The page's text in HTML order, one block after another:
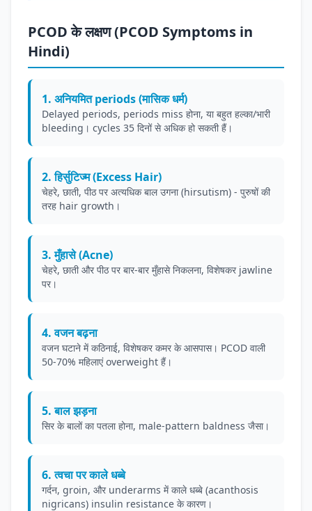
PCOD के लक्षण (PCOD Symptoms in
Hindi)
1. अनियमित periods (मासिक धर्म)
Delayed periods, periods miss होना, या बहुत हल्का/भारी
bleeding। cycles 35 दिनों से अधिक हो सकती हैं।
2. हिर्सुटिज्म (Excess Hair)
चेहरे, छाती, पीठ पर अत्यधिक बाल उगना (hirsutism) - पुरुषों की
तरह hair growth।
3. मुँहासे (Acne)
चेहरे, छाती और पीठ पर बार-बार मुँहासे निकलना, विशेषकर jawline
पर।
4. वजन बढ़ना
वजन घटाने में कठिनाई, विशेषकर कमर के आसपास। PCOD वाली
50-70% महिलाएं overweight हैं।
5. बाल झड़ना
सिर के बालों का पतला होना, male-pattern baldness जैसा।
6. त्वचा पर काले धब्बे
गर्दन, groin, और underarms में काले धब्बे (acanthosis
nigricans) insulin resistance के कारण।